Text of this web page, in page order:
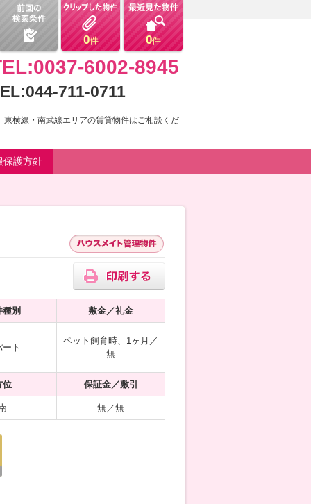
0件 0件
6002-8945
711-0711
横線・南武線エリアの賃貸物件はご相談くだ
保護方針
別 敷金／礼金
ト
ペット飼育時、1ヶ月／
無
位 保証金／敷引
無／無